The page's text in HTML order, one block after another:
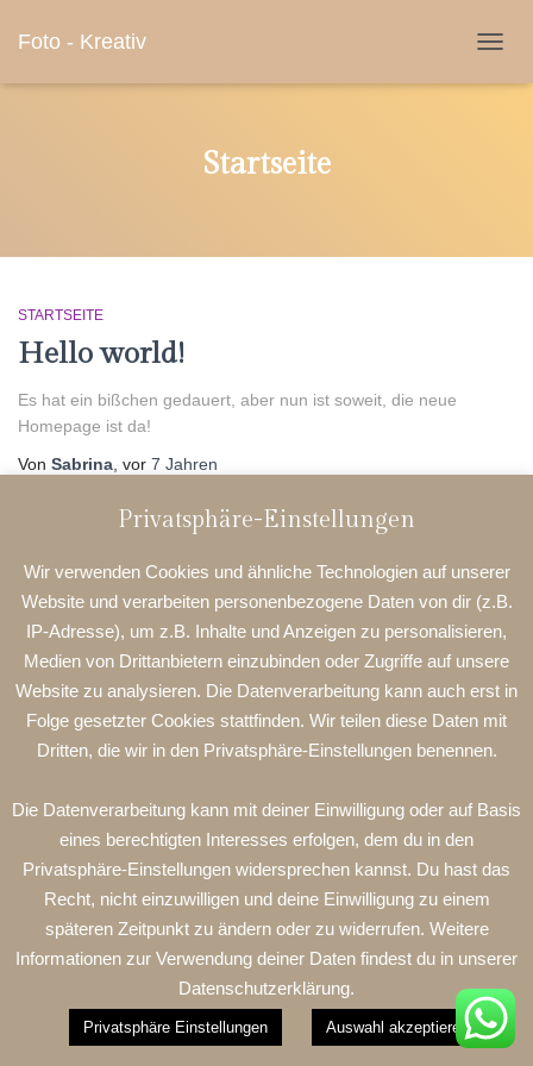
Foto - Kreativ
Startseite
STARTSEITE
Hello world!
Es hat ein bißchen gedauert, aber nun ist soweit, die neue
Homepage ist da!
Von Sabrina , vor 7 Jahren
IMPRESSUM AGB UND DATENSCHUTZ KONTAKT
Hestia | Entwickelt vonThemeIsle
Privatsphäre-Einstellungen
Wir verwenden Cookies und ähnliche Technologien auf unserer
Website und verarbeiten personenbezogene Daten von dir (z.B.
IP-Adresse), um z.B. Inhalte und Anzeigen zu personalisieren,
Medien von Drittanbietern einzubinden oder Zugriffe auf unsere
Website zu analysieren. Die Datenverarbeitung kann auch erst in
Folge gesetzter Cookies stattfinden. Wir teilen diese Daten mit
Dritten, die wir in den Privatsphäre-Einstellungen benennen.
Die Datenverarbeitung kann mit deiner Einwilligung oder auf Basis
eines berechtigten Interesses erfolgen, dem du in den
Privatsphäre-Einstellungen widersprechen kannst. Du hast das
Recht, nicht einzuwilligen und deine Einwilligung zu einem
späteren Zeitpunkt zu ändern oder zu widerrufen. Weitere
Informationen zur Verwendung deiner Daten findest du in unserer
Datenschutzerklärung.
Privatsphäre Einstellungen Auswahl akzeptieren